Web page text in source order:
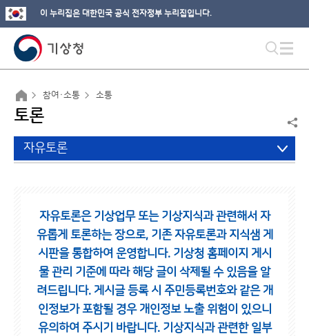
이 누리집은 대한민국 공식 전자정부 누리집입니다.
참여·소통 소통
토론
자유토론
자유토론은 기상업무 또는 기상지식과 관련해서 자
유롭게 토론하는 장으로, 기존 자유토론과 지식샘 게
시판을 통합하여 운영합니다. 기상청 홈페이지 게시
물 관리 기준에 따라 해당 글이 삭제될 수 있음을 알
려드립니다. 게시글 등록 시 주민등록번호와 같은 개
인정보가 포함될 경우 개인정보 노출 위험이 있으니
유의하여 주시기 바랍니다. 기상지식과 관련한 일부